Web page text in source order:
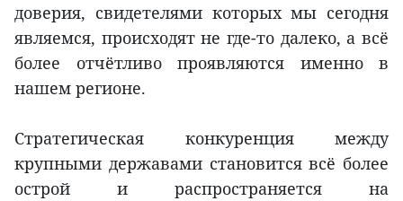
доверия, свидетелями которых мы сегодня
являемся, происходят не где-то далеко, а всё
более отчётливо проявляются именно в
нашем регионе.
Стратегическая конкуренция между
крупными державами становится всё более
острой и распространяется на